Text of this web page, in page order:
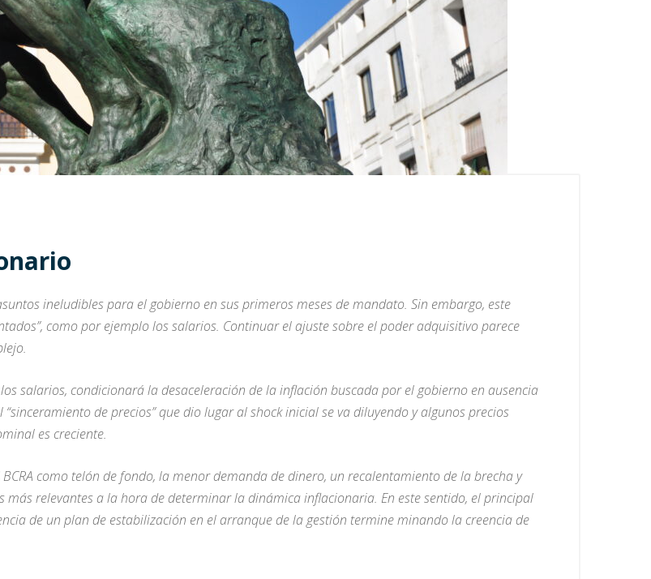
ineludibles para el gobierno en sus primeros meses de mandato. Sin embargo, este
como por ejemplo los salarios. Continuar el ajuste sobre el poder adquisitivo parece
salarios, condicionará la desaceleración de la inflación buscada por el gobierno en ausencia
de precios” que dio lugar al shock inicial se va diluyendo y algunos precios
es creciente.
como telón de fondo, la menor demanda de dinero, un recalentamiento de la brecha y
relevantes a la hora de determinar la dinámica inflacionaria. En este sentido, el principal
de un plan de estabilización en el arranque de la gestión termine minando la creencia de